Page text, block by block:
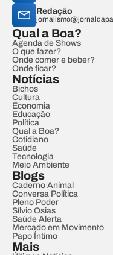
Redação
Qual a Boa?
Agenda de Shows
O que fazer?
Onde comer e beber?
Onde ficar?
Notícias
Bichos
Cultura
Economia
Educação
Política
Qual a Boa?
Cotidiano
Saúde
Tecnologia
Meio Ambiente
Blogs
Caderno Animal
Conversa Política
Pleno Poder
Sílvio Osias
Saúde Alerta
Mercado em Movimento
Papo Íntimo
Mais